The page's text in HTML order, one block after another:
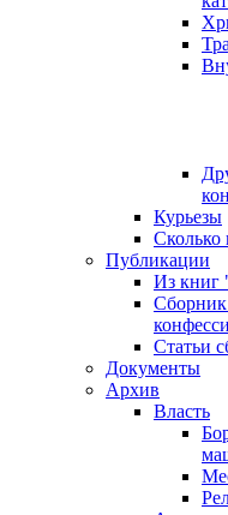
Курьезы
Публикации
Из книг
Сборник
Статьи
Документы
Архив
Власть